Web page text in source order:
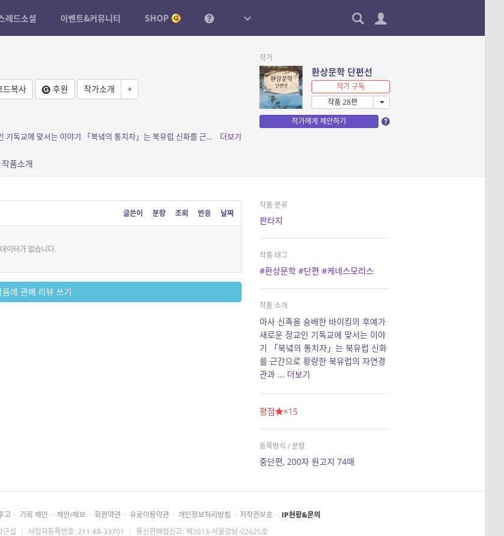
레드소설 이벤트&커뮤니티 SHOP
드복사 후원 작가소개 +
소개: 아사 신족을 숭배한 바이킹의 후예가 새로운 정교인 기독교에 맞서는 이야기 「북녘의 통치자」는 북유럽 신화를 근간으로 황량한 북유럽의 자연경관과 바이킹의 전설을 뛰어난 상상력으로 재...
더보기
작가
환상문학 단편선
작가 구독
작품 28편
작가에게 제안하기
작품소개
글쓴이 분량 조회 반응 날짜
데이터가 없습니다.
품에 관해 리뷰 쓰기
작품 분류
판타지
작품 태그
#환상문학 #단편 #케네스모리스
작품 소개
아사 신족을 숭배한 바이킹의 후예가
새로운 정교인 기독교에 맞서는 이야
기 「북녘의 통치자」는 북유럽 신화
를 근간으로 황량한 북유럽의 자연경
관과 ... 더보기
평점 ×15
등록방식 / 분량
중단편, 200자 원고지 74매
고 · 기획 제안 · 제안/제보 · 회원약관 · 유료이용약관 · 개인정보처리방침 · 저작권보호 · IP현황&문의
근섭 | 사업자등록번호: 211-88-33701 | 통신판매업신고: 제2013-서울강남-02625호